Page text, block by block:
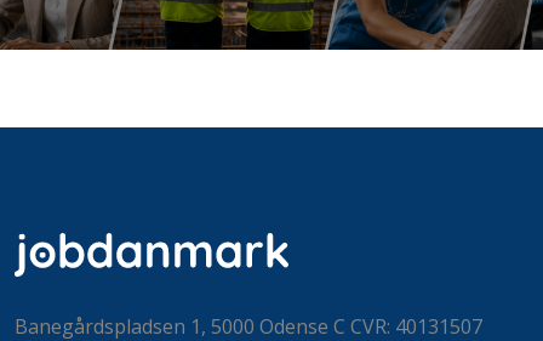
Banegårdspladsen 1, 5000 Odense C CVR: 40131507